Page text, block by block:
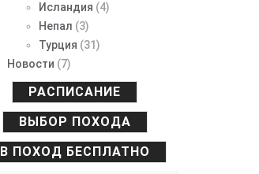
Исландия (4)
Непал (3)
Турция (31)
Новости (7)
РАСПИСАНИЕ
ВЫБОР ПОХОДА
В ПОХОД БЕСПЛАТНО